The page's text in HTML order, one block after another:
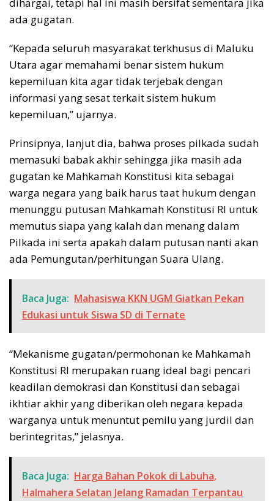
ada gugatan.
“Kepada seluruh masyarakat terkhusus di Maluku
Utara agar memahami benar sistem hukum
kepemiluan kita agar tidak terjebak dengan
informasi yang sesat terkait sistem hukum
kepemiluan,” ujarnya.
Prinsipnya, lanjut dia, bahwa proses pilkada sudah
memasuki babak akhir sehingga jika masih ada
gugatan ke Mahkamah Konstitusi kita sebagai
warga negara yang baik harus taat hukum dengan
menunggu putusan Mahkamah Konstitusi RI untuk
memutus siapa yang kalah dan menang dalam
Pilkada ini serta apakah dalam putusan nanti akan
ada Pemungutan/perhitungan Suara Ulang.
Baca Juga: Mahasiswa KKN UGM Giatkan Pekan
Edukasi untuk Siswa SD di Ternate
“Mekanisme gugatan/permohonan ke Mahkamah
Konstitusi RI merupakan ruang ideal bagi pencari
keadilan demokrasi dan Konstitusi dan sebagai
ikhtiar akhir yang diberikan oleh negara kepada
warganya untuk menuntut pemilu yang jurdil dan
berintegritas,” jelasnya.
Baca Juga: Harga Bahan Pokok di Labuha,
Halmahera Selatan Jelang Ramadan Terpantau